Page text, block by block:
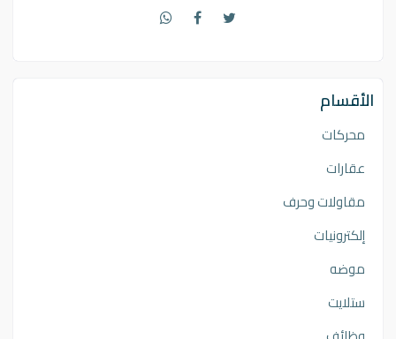
الأقسام
محركات
عقارات
مقاولات وحرف
إلكترونيات
موضه
ستلايت